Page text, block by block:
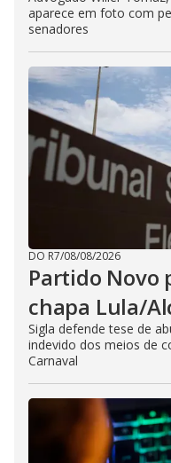
aparece em foto com
senadores
DO R7/08/08/2026
Partido Novo
chapa Lula/
Sigla defende tese de
indevido dos meios de
Carnaval